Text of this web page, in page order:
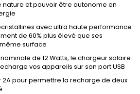
et pouvoir être autonome en
avec ultra haute performance
de 60% plus élevé que ses
surface
de 12 Watts, le chargeur solaire
vos appareils sur son port USB
2A pour permettre la recharge de deux